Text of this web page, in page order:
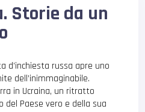
Storie da un
d’inchiesta russa apre uno
dell’inimmaginabile.
in Ucraina, un ritratto
del Paese vero e della sua